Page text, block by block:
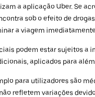
a aplicação Uber. Se
sob o efeito de
a viagem
podem estar sujeitos a
aplicados para
para utilizadores são
refletem variações